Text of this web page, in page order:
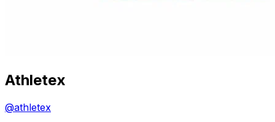
Athletex
@athletex